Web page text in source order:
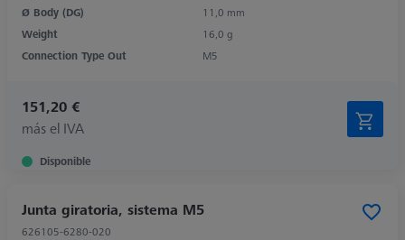
Ø Body (DG)
11,0 mm
Weight
16,0 g
Connection Type Out
M5
151,20 €
más el IVA
Disponible
Junta giratoria, sistema M5
626105-6280-020